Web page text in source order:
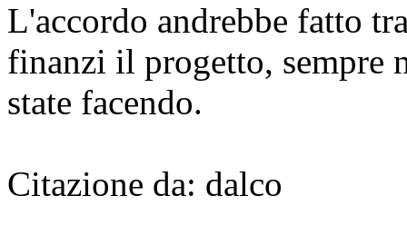
L'accordo andrebbe fatto
finanzi il progetto, sempre
state facendo.
Citazione da: dalco